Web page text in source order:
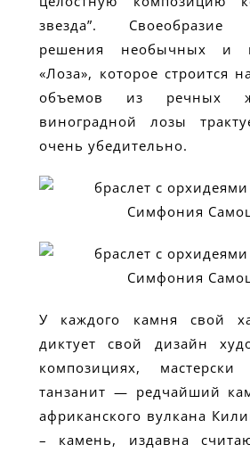
звезда”. Своеобразие
решения необычных и
«Лоза», которое строится
объемов из речных
виноградной лозы
очень убедительно.
У каждого камня свой
диктует свой дизайн
композициях,
танзанит — редчайший
африканского вулкана
– камень, издавна